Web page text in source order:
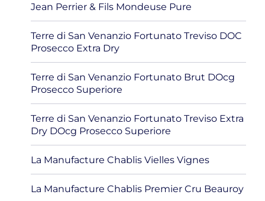
Jean Perrier & Fils Mondeuse Pure
Terre di San Venanzio Fortunato Treviso DOC
Prosecco Extra Dry
Terre di San Venanzio Fortunato Brut DOcg
Prosecco Superiore
Terre di San Venanzio Fortunato Treviso Extra
Dry DOcg Prosecco Superiore
La Manufacture Chablis Vielles Vignes
La Manufacture Chablis Premier Cru Beauroy